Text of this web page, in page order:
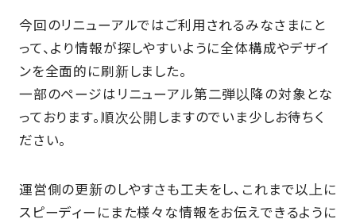
CSR
SCHOOL
PARTNERS
SHOP
今回のリニューアルではご利用されるみなさまにと
って、より情報が探しやすいように全体構成やデザイ
ンを全面的に刷新しました。
一部のページはリニューアル第二弾以降の対象とな
っております。順次公開しますのでいま少しお待ちく
ださい。
運営側の更新のしやすさも工夫をし、これまで以上に
スピーディーにまた様々な情報をお伝えできるように